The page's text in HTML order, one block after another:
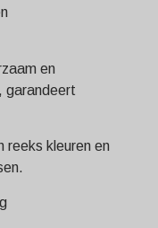
en
garandeert
reeks kleuren en